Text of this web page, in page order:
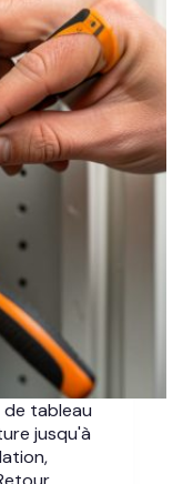
tableau
jusqu'à